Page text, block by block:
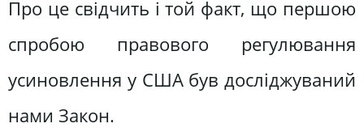
Про це свідчить і той факт, що першою
спробою правового регулювання
усиновлення у США був досліджуваний
нами Закон.